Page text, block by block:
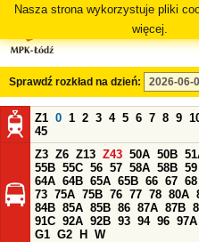
Nasza strona wykorzystuje pliki
więcej.
Sprawdź rozkład na dzień:
Z1 0 1 2 3 4 5 6 7 8 9
45
Z3 Z6 Z13 Z43 50A 50B
55B 55C 56 57 58A 58B 59
64A 64B 65A 65B 66 67 68
73 75A 75B 76 77 78 80A
84B 85A 85B 86 87A 87B
91C 92A 92B 93 94 96 97A
G1 G2 H
W